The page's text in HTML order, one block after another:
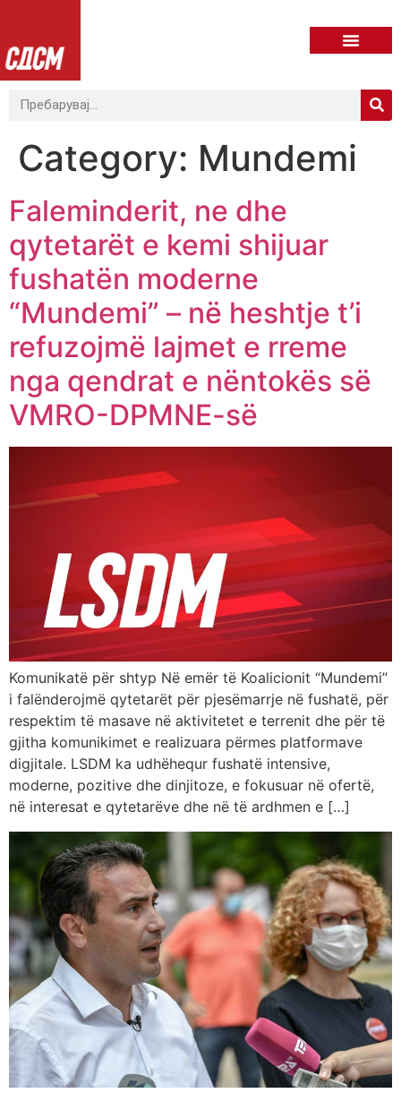
Category: Mundemi
Faleminderit, ne dhe
qytetarët e kemi shijuar
fushatën moderne
“Mundemi” – në heshtje t’i
refuzojmë lajmet e rreme
nga qendrat e nëntokës së
VMRO-DPMNE-së
Komunikatë për shtyp Në emër të Koalicionit “Mundemi”
i falënderojmë qytetarët për pjesëmarrje në fushatë, për
respektim të masave në aktivitetet e terrenit dhe për të
gjitha komunikimet e realizuara përmes platformave
digjitale. LSDM ka udhëhequr fushatë intensive,
moderne, pozitive dhe dinjitoze, e fokusuar në ofertë,
në interesat e qytetarëve dhe në të ardhmen e […]